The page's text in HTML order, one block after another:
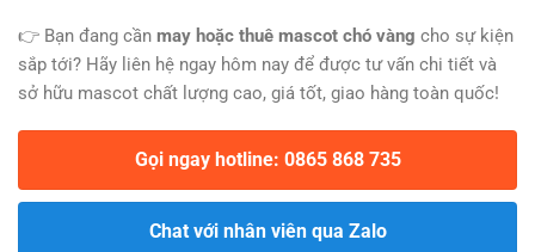
👉 Bạn đang cần may hoặc thuê mascot chó vàng cho sự kiện
sắp tới? Hãy liên hệ ngay hôm nay để được tư vấn chi tiết và
sở hữu mascot chất lượng cao, giá tốt, giao hàng toàn quốc!
Gọi ngay hotline: 0865 868 735
Chat với nhân viên qua Zalo